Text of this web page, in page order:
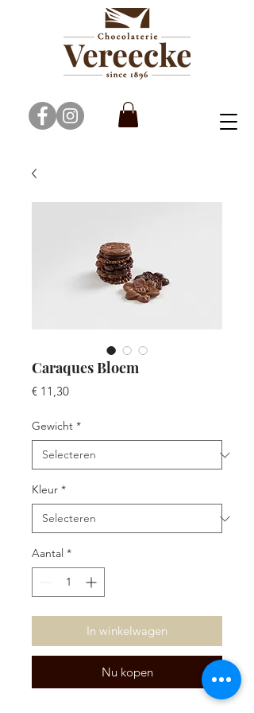
Caraques Bloem
€ 11,30Prijs
Gewicht *
Kleur *
Aantal *
In winkelwagen
Nu kopen